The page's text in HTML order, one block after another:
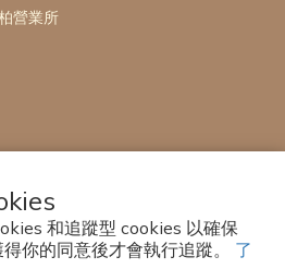
和追蹤型 cookies 以確保
你的同意後才會執行追蹤。 了
營業所
© mise en Plants